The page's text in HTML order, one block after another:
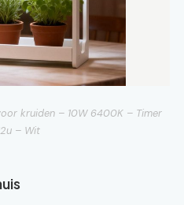
kruiden – 10W 6400K – Timer
– Wit